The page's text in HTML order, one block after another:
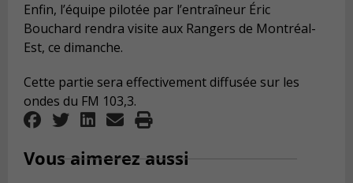
Enfin, l’équipe pilotée par l’entraîneur Éric
Bouchard rendra visite aux Rangers de Montréal-
Est, ce dimanche.
Cette partie sera effectivement diffusée sur les
ondes du FM 103,3.
Vous aimerez aussi